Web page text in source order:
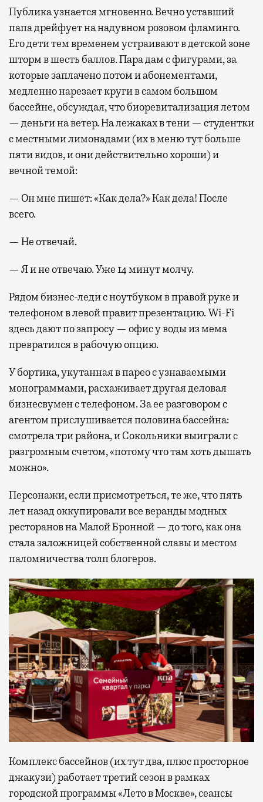
Публика узнается мгновенно. Вечно уставший
папа дрейфует на надувном розовом фламинго.
Его дети тем временем устраивают в детской зоне
шторм в шесть баллов. Пара дам с фигурами, за
которые заплачено потом и абонементами,
медленно нарезает круги в самом большом
бассейне, обсуждая, что биоревитализация летом
— деньги на ветер. На лежаках в тени — студентки
с местными лимонадами (их в меню тут больше
пяти видов, и они действительно хороши) и
вечной темой:
— Он мне пишет: «Как дела?» Как дела! После
всего.
— Не отвечай.
— Я и не отвечаю. Уже 14 минут молчу.
Рядом бизнес-леди с ноутбуком в правой руке и
телефоном в левой правит презентацию. Wi-Fi
здесь дают по запросу — офис у воды из мема
превратился в рабочую опцию.
У бортика, укутанная в парео с узнаваемыми
монограммами, расхаживает другая деловая
бизнесвумен с телефоном. За ее разговором с
агентом прислушивается половина бассейна:
смотрела три района, и Сокольники выиграли с
разгромным счетом, «потому что там хоть дышать
можно».
Персонажи, если присмотреться, те же, что пять
лет назад оккупировали все веранды модных
ресторанов на Малой Бронной — до того, как она
стала заложницей собственной славы и местом
паломничества толп блогеров.
Комплекс бассейнов (их тут два, плюс просторное
джакузи) работает третий сезон в рамках
городской программы «Лето в Москве», сеансы